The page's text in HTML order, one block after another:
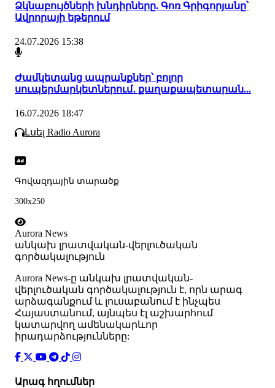
Ձկնաբույծների խնդիրները. Գոռ Գրիգորյանը՝
Ավրորայի եթերում
24.07.2026 15:38
Ժամկետանց ապրանքներ՝ բոլոր
սուպերմարկետներում․ քաղաքապետարան...
16.07.2026 18:47
Լսել Radio Aurora
Գովազդային տարածք
300x250
Aurora News
անկախ լրատվական-վերլուծական
գործակալություն
Аurora News-ը անկախ լրատվական-
վերլուծական գործակալություն է, որն արագ
արձագանքում և լուսաբանում է ինչպես
Հայաստանում, այնպես էլ աշխարհում
կատարվող ամենակարևոր
իրադարձությունները:
Արագ հղումներ